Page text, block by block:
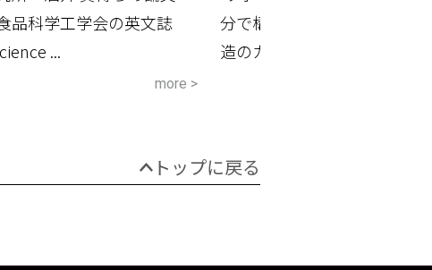
品科学工学会の英文誌
...
more >
分で構成されている脂質二
造のカプセルであり...
トップに戻る